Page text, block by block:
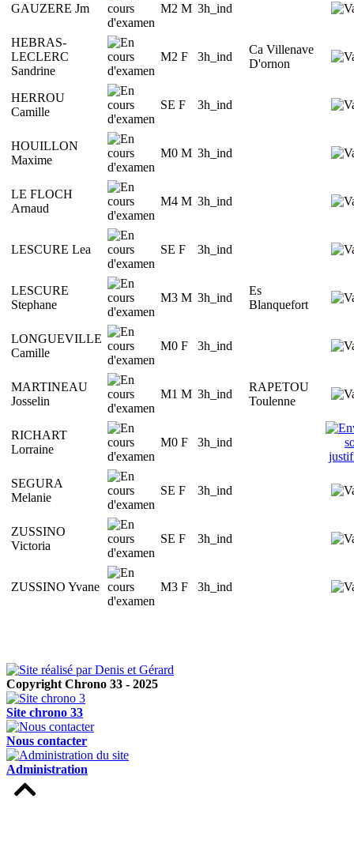
GAUZERE Jm M2 M 3h_ind
HEBRAS-
LECLERC
Sandrine
M2 F 3h_ind
Ca Villenave
D'ornon
HERROU
Camille
SE F 3h_ind
HOUILLON
Maxime
M0 M 3h_ind
LE FLOCH
Arnaud
M4 M 3h_ind
LESCURE Lea SE F 3h_ind
LESCURE
Stephane
M3 M 3h_ind
Es
Blanquefort
LONGUEVILLE
Camille
M0 F 3h_ind
MARTINEAU
Josselin
M1 M 3h_ind
RAPETOU
Toulenne
RICHART
Lorraine
M0 F 3h_ind
SEGURA
Melanie
SE F 3h_ind
ZUSSINO
Victoria
SE F 3h_ind
ZUSSINO Yvane M3 F 3h_ind
Copyright Chrono 33 - 2025
Site chrono 33
Nous contacter
Administration